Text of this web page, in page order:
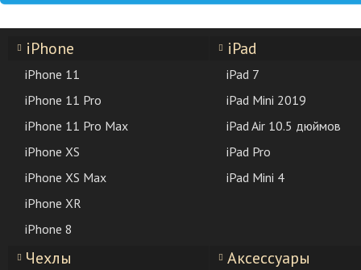
iPhone
iPhone 11
iPhone 11 Pro
iPhone 11 Pro Max
iPhone XS
iPhone XS Max
iPhone XR
iPhone 8
iPad
iPad 7
iPad Mini 2019
iPad Air 10.5 дюймов
iPad Pro
iPad Mini 4
Чехлы Аксессуары